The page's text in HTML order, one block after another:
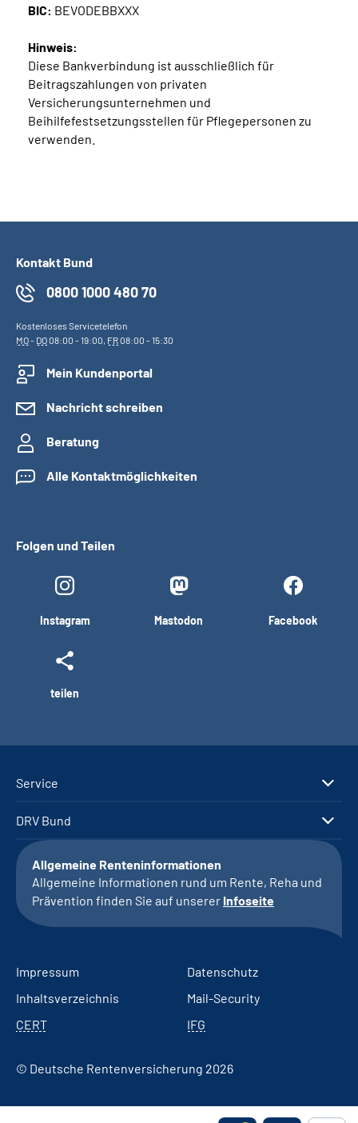
BIC: BEVODEBBXXX
Hinweis:
Diese Bankverbindung ist ausschließlich für
Beitragszahlungen von privaten
Versicherungsunternehmen und
Beihilfefestsetzungsstellen für Pflegepersonen zu
verwenden.
Kontakt Bund
0800 1000 480 70
Kostenloses Servicetelefon
MO- DO08:00 - 19:00, FR08:00 - 15:30
Mein Kundenportal
Nachricht schreiben
Beratung
Alle Kontaktmöglichkeiten
Folgen und Teilen
Instagram Mastodon Facebook
teilen
Service
DRV Bund
Allgemeine Renteninformationen
Allgemeine Informationen rund um Rente, Reha und
Prävention finden Sie auf unserer Infoseite
Impressum
Datenschutz
Inhaltsverzeichnis
Mail-Security
CERT
IFG
© Deutsche Rentenversicherung 2026